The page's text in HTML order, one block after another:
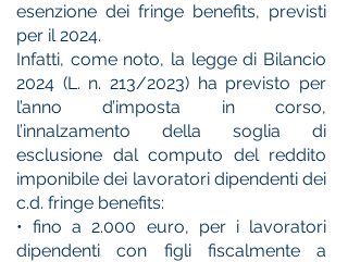
esenzione dei fringe benefits, previsti
per il 2024.
Infatti, come noto, la legge di Bilancio
2024 (L. n. 213/2023) ha previsto per
l’anno d’imposta in corso,
l’innalzamento della soglia di
esclusione dal computo del reddito
imponibile dei lavoratori dipendenti dei
c.d. fringe benefits:
• fino a 2.000 euro, per i lavoratori
dipendenti con figli fiscalmente a